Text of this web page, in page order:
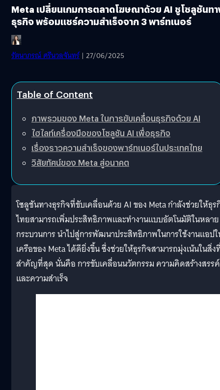
Meta เปลี่ยนเกมการตลาดโฆษณาด้วย AI ชูโซลูชันท
ธุรกิจ พร้อมแชร์ความสำเร็จจาก 3 พาร์ทเนอร์
รัตนาภรณ์ ศรีนวลจันทร์| 27/06/2025
Table of Content
ภาพรวมของ Meta ในการขับเคลื่อนธุรกิจด้วย AI
ไฮไลท์เครื่องมือของโซลูชัน AI เพื่อธุรกิจ
เรื่องราวความสำเร็จของพาร์ทเนอร์ในประเทศไทย
วิสัยทัศน์ของ Meta สู่อนาคต
โซลูชันทางธุรกิจที่ขับเคลื่อนด้วย AI ของ Meta กำลังช่วยให้ธุร
ไทยสามารถเพิ่มประสิทธิภาพและทำงานแบบอัตโนมัติในหลาย
กระบวนการ นำไปสู่การพัฒนาประสิทธิภาพในการใช้งานแอป
เครือของ Meta ได้ดียิ่งขึ้น ซึ่งช่วยให้ธุรกิจสามารถมุ่งเน้นในสิ่ง
สำคัญที่สุด นั่นคือ การขับเคลื่อนนวัตกรรม ความคิดสร้างสรรค์
และความสำเร็จ